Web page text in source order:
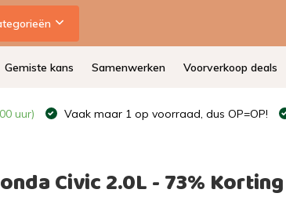
Gemiste kans Samenwerken Voorverkoop deals
uur) Vaak maar 1 op voorraad, dus OP=OP!
Civic 2.0L - 73% Korting